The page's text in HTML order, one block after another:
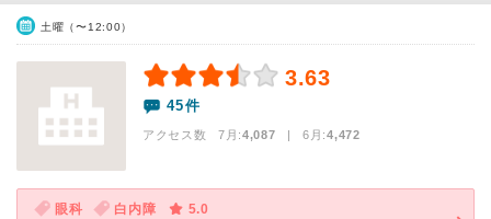
土曜（〜12:00）
3.63
45件
アクセス数 7月:4,087 | 6月:4,472
眼科 白内障
5.0